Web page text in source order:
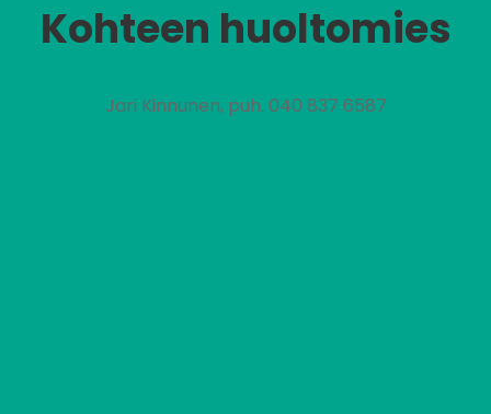
Kohteen huoltomies
Jari Kinnunen, puh. 040 837 6587